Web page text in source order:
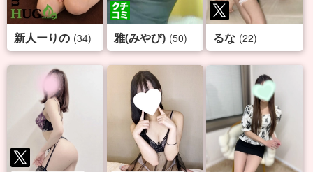
新人ーりの (34) 雅(みやび) (50) るな (22)